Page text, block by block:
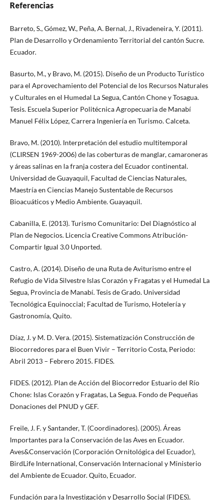
Referencias
Barreto, S., Gómez, W., Peña, A. Bernal, J., Rivadeneira, Y. (2011).
Plan de Desarrollo y Ordenamiento Territorial del cantón Sucre.
Ecuador.
Basurto, M., y Bravo, M. (2015). Diseño de un Producto Turístico
para el Aprovechamiento del Potencial de los Recursos Naturales
y Culturales en el Humedal La Segua, Cantón Chone y Tosagua.
Tesis. Escuela Superior Politécnica Agropecuaria de Manabí
Manuel Félix López, Carrera Ingeniería en Turismo. Calceta.
Bravo, M. (2010). Interpretación del estudio multitemporal
(CLIRSEN 1969-2006) de las coberturas de manglar, camaroneras
y áreas salinas en la franja costera del Ecuador continental.
Universidad de Guayaquil, Facultad de Ciencias Naturales,
Maestría en Ciencias Manejo Sustentable de Recursos
Bioacuáticos y Medio Ambiente. Guayaquil.
Cabanilla, E. (2013). Turismo Comunitario: Del Diagnóstico al
Plan de Negocios. Licencia Creative Commons Atribución-
Compartir Igual 3.0 Unported.
Castro, A. (2014). Diseño de una Ruta de Aviturismo entre el
Refugio de Vida Silvestre Islas Corazón y Fragatas y el Humedal La
Segua, Provincia de Manabí. Tesis de Grado. Universidad
Tecnológica Equinoccial; Facultad de Turismo, Hotelería y
Gastronomía, Quito.
Díaz, J. y M. D. Vera. (2015). Sistematización Construcción de
Biocorredores para el Buen Vivir – Territorio Costa, Periodo:
Abril 2013 – Febrero 2015. FIDES.
FIDES. (2012). Plan de Acción del Biocorredor Estuario del Río
Chone: Islas Corazón y Fragatas, La Segua. Fondo de Pequeñas
Donaciones del PNUD y GEF.
Freile, J. F. y Santander, T. (Coordinadores). (2005). Áreas
Importantes para la Conservación de las Aves en Ecuador.
Aves&Conservación (Corporación Ornitológica del Ecuador),
BirdLife International, Conservación Internacional y Ministerio
del Ambiente de Ecuador. Quito, Ecuador.
Fundación para la Investigación y Desarrollo Social (FIDES).